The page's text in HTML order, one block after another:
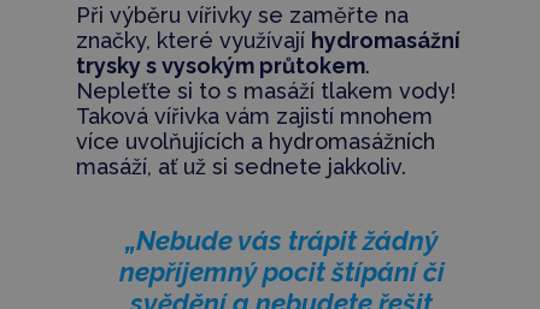
Při výběru vířivky se zaměřte na
značky, které využívají hydromasážní
trysky s vysokým průtokem.
Nepleťte si to s masáží tlakem vody!
Taková vířivka vám zajistí mnohem
více uvolňujících a hydromasážních
masáží, ať už si sednete jakkoliv.
„Nebude vás trápit žádný
nepříjemný pocit štípání či
svědění a nebudete řešit